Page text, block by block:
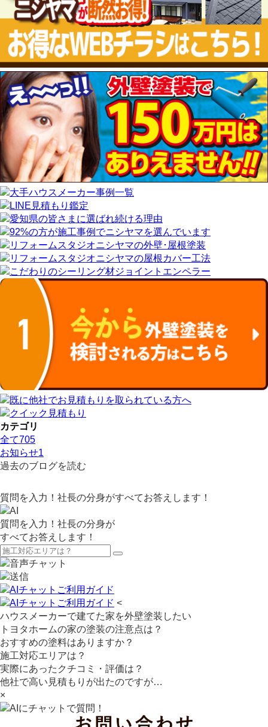
カテゴリ
全て705
お知らせ1
過去のブログを読む
質問を入力！社長の分身がすべてお答えします！
質問を入力！社長の分身が
すべてお答えします！
<
ハウスメーカーで建てた家を外壁塗装したい
トヨタホームの家の塗装の注意点は？
おすすめの塗料はありますか？
施工対応エリアは？
実際にあったクチコミ・評価は？
他社で高い見積もりが出たのですが…
×